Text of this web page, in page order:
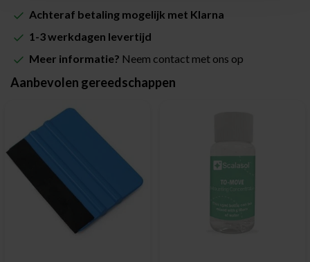
Achteraf betaling mogelijk met Klarna
1-3 werkdagen levertijd
Meer informatie? Neem contact met ons op
Aanbevolen gereedschappen